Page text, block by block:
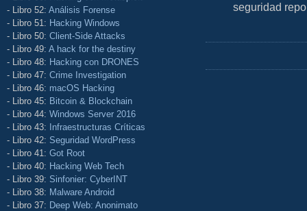
- Libro 52: Análisis Forense
- Libro 51: Hacking Windows
- Libro 50: Client-Side Attacks
- Libro 49: A hack for the destiny
- Libro 48: Hacking con DRONES
- Libro 47: Crime Investigation
- Libro 46: macOS Hacking
- Libro 45: Bitcoin & Blockchain
- Libro 44: Windows Server 2016
- Libro 43: Infraestructuras Críticas
- Libro 42: Seguridad WordPress
- Libro 41: Got Root
- Libro 40: Hacking Web Tech
- Libro 39: Sinfonier: CyberINT
- Libro 38: Malware Android
- Libro 37: Deep Web: Anonimato
seguridad